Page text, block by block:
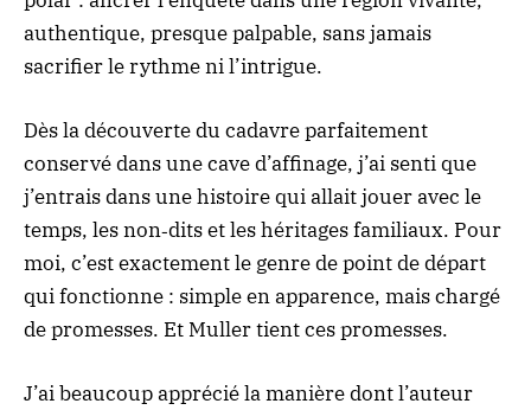
authentique, presque palpable, sans jamais
sacrifier le rythme ni l’intrigue.
Dès la découverte du cadavre parfaitement
conservé dans une cave d’affinage, j’ai senti que
j’entrais dans une histoire qui allait jouer avec le
temps, les non‑dits et les héritages familiaux. Pour
moi, c’est exactement le genre de point de départ
qui fonctionne : simple en apparence, mais chargé
de promesses. Et Muller tient ces promesses.
J’ai beaucoup apprécié la manière dont l’auteur